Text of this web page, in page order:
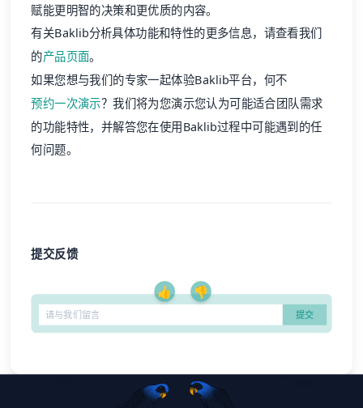
赋能更明智的决策和更优质的内容。
有关Baklib分析具体功能和特性的更多信息，请查看我们
的产品页面。
如果您想与我们的专家一起体验Baklib平台，何不
预约一次演示？我们将为您演示您认为可能适合团队需求
的功能特性，并解答您在使用Baklib过程中可能遇到的任
何问题。
提交反馈
👍 👎